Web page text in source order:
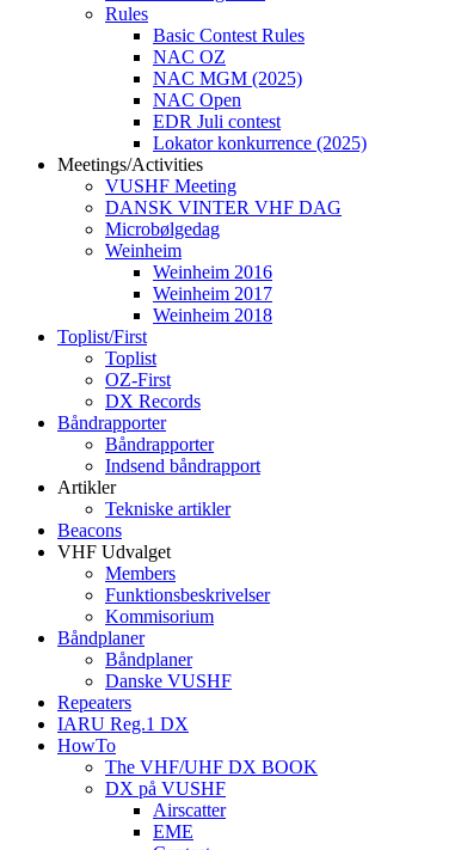
Rules
Basic Contest Rules
NAC OZ
NAC MGM (2025)
NAC Open
EDR Juli contest
Lokator konkurrence (2025)
Meetings/Activities
VUSHF Meeting
DANSK VINTER VHF DAG
Microbølgedag
Weinheim
Weinheim 2016
Weinheim 2017
Weinheim 2018
Toplist/First
Toplist
OZ-First
DX Records
Båndrapporter
Båndrapporter
Indsend båndrapport
Artikler
Tekniske artikler
Beacons
VHF Udvalget
Members
Funktionsbeskrivelser
Kommisorium
Båndplaner
Båndplaner
Danske VUSHF
Repeaters
IARU Reg.1 DX
HowTo
The VHF/UHF DX BOOK
DX på VUSHF
Airscatter
EME